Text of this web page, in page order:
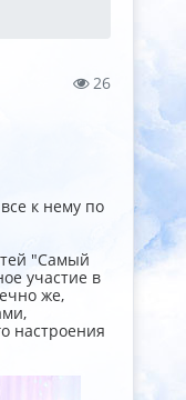
26
к нему по
"Самый
участие в
же,
настроения